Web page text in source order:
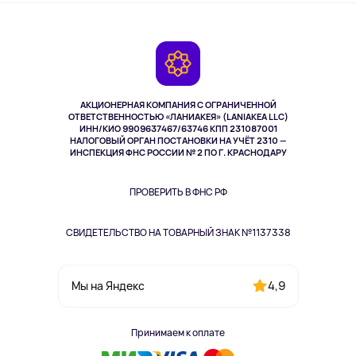
АКЦИОНЕРНАЯ КОМПАНИЯ С ОГРАНИЧЕННОЙ
ОТВЕТСТВЕННОСТЬЮ «ЛАНИАКЕЯ» (LANIAKEA LLC)
ИНН/КИО 9909637467/63746 КПП 231087001
НАЛОГОВЫЙ ОРГАН ПОСТАНОВКИ НА УЧЁТ 2310 —
ИНСПЕКЦИЯ ФНС РОССИИ № 2 ПО Г. КРАСНОДАРУ
ПРОВЕРИТЬ В ФНС РФ
СВИДЕТЕЛЬСТВО НА ТОВАРНЫЙ ЗНАК №1137338
Мы на Яндекс 4,9
Принимаем к оплате
Здоровье питомцев
Одежда и аксессуары